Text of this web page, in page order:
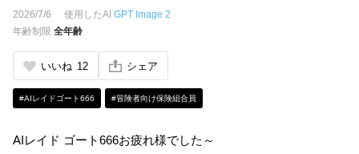
2026/7/6 使用したAI GPT Image 2
年齢制限 全年齢
いいね 12 シェア
#AIレイドゴート666 #冒険者向け保険組合員
AIレイド ゴート666お疲れ様でした～